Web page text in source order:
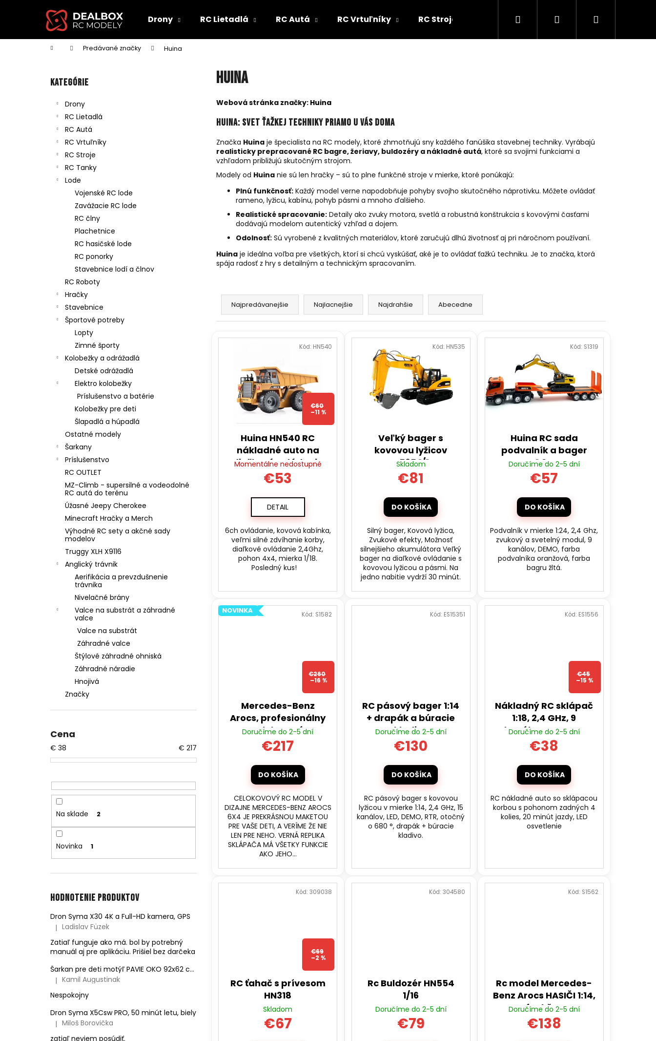
Drony RC Lietadlá RC Autá RC Vrtuľníky RC Stroje RC Tanky Lode RC Roboty
Hľadať PrihlásenieNákupný
Domov Predávané značky Huina
Preskočiť
Kategórie
Drony
RC Lietadlá
RC Autá
RC Vrtuľníky
RC Stroje
RC Tanky
Lode
Vojenské RC lode
Zavážacie RC lode
RC člny
Plachetnice
RC hasičské lode
RC ponorky
Stavebnice lodí a člnov
RC Roboty
Hračky
Stavebnice
Športové potreby
Lopty
Zimné športy
Kolobežky a odrážadlá
Detské odrážadlá
Elektro kolobežky
Príslušenstvo a batérie
Kolobežky pre deti
Šlapadlá a húpadlá
Ostatné modely
Šarkany
Príslušenstvo
RC OUTLET
MZ-Climb - supersilné a vodeodolné
RC autá do terénu
Úžasné Jeepy Cherokee
Minecraft Hračky a Merch
Výhodné RC sety a akčné sady
modelov
Truggy XLH X9116
Anglický trávnik
Aerifikácia a prevzdušnenie
trávnika
Nivelačné brány
Valce na substrát a záhradné
valce
Valce na substrát
Záhradné valce
Štýlové záhradné ohniská
Záhradné náradie
Hnojivá
Značky
Cena
€ 38 € 217
Na sklade 2
Novinka 1
Hodnotenie produktov
Dron Syma X30 4K a Full-HD kamera, GPS
Hodnotenie produktu je 4 z 5 hviezdičiek.
| Ladislav Füzek
Zatiaľ funguje ako má. bol by potrebný
manuál aj pre aplikáciu. Prišiel bez darčeka
Šarkan pre deti motýľ PAVIE OKO 92x62 cm
Hodnotenie produktu je 5 z 5 hviezdičiek.
| Kamil Augustinak
Nespokojny
Dron Syma X5Csw PRO, 50 minút letu, biely
Hodnotenie produktu je 5 z 5 hviezdičiek.
| Miloš Borovička
zatiaľ neviem posúdiť.
Huina
Webová stránka značky: Huina
Huina: Svet ťažkej techniky priamo u vás doma
Značka Huina je špecialista na RC modely, ktoré zhmotňujú sny každého fanúšika stavebnej techniky. Vyrábajú
realisticky prepracované RC bagre, žeriavy, buldozéry a nákladné autá, ktoré sa svojimi funkciami a
vzhľadom približujú skutočným strojom.
Modely od Huina nie sú len hračky – sú to plne funkčné stroje v mierke, ktoré ponúkajú:
Plnú funkčnosť: Každý model verne napodobňuje pohyby svojho skutočného náprotivku. Môžete ovládať
rameno, lyžicu, kabínu, pohyb pásmi a mnoho ďalšieho.
Realistické spracovanie: Detaily ako zvuky motora, svetlá a robustná konštrukcia s kovovými časťami
dodávajú modelom autentický vzhľad a dojem.
Odolnosť: Sú vyrobené z kvalitných materiálov, ktoré zaručujú dlhú životnosť aj pri náročnom používaní.
Huina je ideálna voľba pre všetkých, ktorí si chcú vyskúšať, aké je to ovládať ťažkú techniku. Je to značka, ktorá
spája radosť z hry s detailným a technickým spracovaním.
d
Najpredávanejšie Najlacnejšie Najdrahšie Abecedne
V
€60
–11 %
Huina HN540 RC
nákladné auto na
diaľkové ovládanie
4x4
Momentálne nedostupné
€53
DETAIL
6ch ovládanie, kovová kabínka,
veľmi silné zdvíhanie korby,
diaľkové ovládanie 2,4Ghz,
pohon 4x4, mierka 1/18.
Posledný kus!
Kód: HN540
Veľký bager s
kovovou lyžicov
HN535 1/14
Skladom
€81
DO KOŠÍKA
Silný bager, Kovová lyžica,
Zvukové efekty, Možnosť
silnejšieho akumulátora Veľký
bager na diaľkové ovládanie s
kovovou lyžicou a pásmi. Na
jedno nabitie vydrží 30 minút.
Kód: HN535
Huina RC sada
podvalník a bager
1:24
Doručíme do 2-5 dní
€57
DO KOŠÍKA
Podvalník v mierke 1:24, 2,4 Ghz,
zvukový a svetelný modul, 9
kanálov, DEMO, farba
podvalníka oranžová, farba
bagru žltá.
Kód: S1319
NOVINKA
€260
–16 %
Mercedes-Benz
Arocs, profesionálny
celokovový
proporcionálny RC
sklápač, nosnosť až
3,5 kg,
Doručíme do 2-5 dní
€217
DO KOŠÍKA
CELOKOVOVÝ RC MODEL V
DIZAJNE MERCEDES-BENZ AROCS
6X4 JE PREKRÁSNOU MAKETOU
PRE VAŠE DETI, A VERÍME ŽE NIE
LEN PRE NEHO. VERNÁ REPLIKA
SKLÁPAČA MÁ VŠETKY FUNKCIE
AKO JEHO...
Kód: S1582
RC pásový bager 1:14
+ drapák a búracie
kladivo
Doručíme do 2-5 dní
€130
DO KOŠÍKA
RC pásový bager s kovovou
lyžicou v mierke 1:14, 2,4 GHz, 15
kanálov, LED, DEMO, RTR, otočný
o 680 °, drapák + búracie
kladivo.
Kód: ES15351
€45
–15 %
Nákladný RC sklápač
1:18, 2,4 GHz, 9
kanálov, LED, RTR
Doručíme do 2-5 dní
€38
DO KOŠÍKA
RC nákladné auto so sklápacou
korbou s pohonom zadných 4
kolies, 20 minút jazdy, LED
osvetlenie
Kód: ES1556
€69
–2 %
RC ťahač s prívesom
HN318
Skladom
€67
Kód:309038
Rc Buldozér HN554
1/16
Doručíme do 2-5 dní
€79
Kód: 304580
Rc model Mercedes-
Benz Arocs HASIČI 1:14,
s funkčnou
striekačkou, LED,
zvuky, RTR
Doručíme do 2-5 dní
€138
Kód: S1562
í
Späť
do
Späť
do
Nasledujúce
RC DRIFTOVACIE AUTO HB-DRIFT CAR
€30
RC DRIFTOVACIE AUTO HB-DRIFT CAR
€26
Pôvodne: €40
DIAĽKOVO OVLÁDANÝ JCB TRAKTOR
BAGER 1:20 RTR 2,4GHZ
€59
Pôvodne:€66